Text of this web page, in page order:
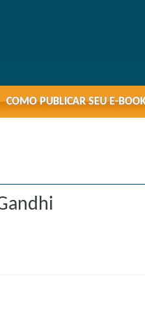
COMO PUBLICAR SEU E-